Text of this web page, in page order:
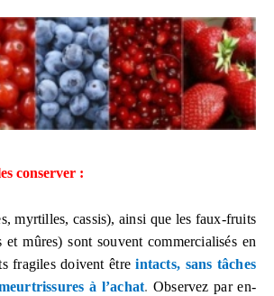
conserver :
myrtilles, cassis), ainsi que les faux-fruits
et mûres) sont souvent commercialisés en
fragiles doivent être intacts, sans tâches
à l’achat.Observez par en-